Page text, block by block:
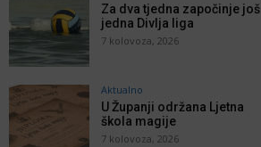
Za dva tjedna započinje još
jedna Divlja liga
7 kolovoza, 2026
Aktualno
U Županji održana Ljetna
škola magije
7 kolovoza, 2026